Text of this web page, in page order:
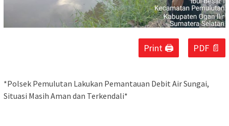
Print 🖨 PDF 📄
*Polsek Pemulutan Lakukan Pemantauan Debit Air Sungai,
Situasi Masih Aman dan Terkendali*